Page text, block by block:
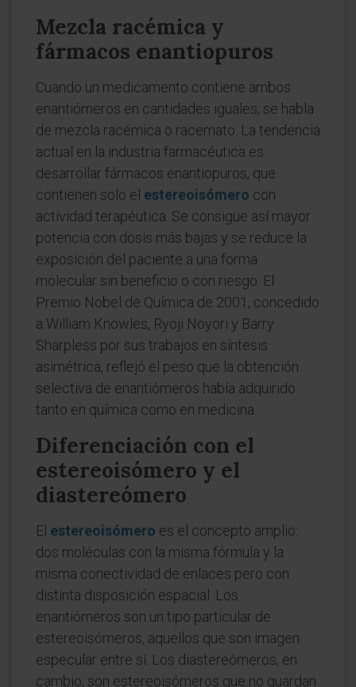
Mezcla racémica y
fármacos enantiopuros
Cuando un medicamento contiene ambos
enantiómeros en cantidades iguales, se habla
de mezcla racémica o racemato. La tendencia
actual en la industria farmacéutica es
desarrollar fármacos enantiopuros, que
contienen solo el estereoisómero con
actividad terapéutica. Se consigue así mayor
potencia con dosis más bajas y se reduce la
exposición del paciente a una forma
molecular sin beneficio o con riesgo. El
Premio Nobel de Química de 2001, concedido
a William Knowles, Ryoji Noyori y Barry
Sharpless por sus trabajos en síntesis
asimétrica, reflejó el peso que la obtención
selectiva de enantiómeros había adquirido
tanto en química como en medicina.
Diferenciación con el
estereoisómero y el
diastereómero
El estereoisómero es el concepto amplio:
dos moléculas con la misma fórmula y la
misma conectividad de enlaces pero con
distinta disposición espacial. Los
enantiómeros son un tipo particular de
estereoisómeros, aquellos que son imagen
especular entre sí. Los diastereómeros, en
cambio, son estereoisómeros que no guardan